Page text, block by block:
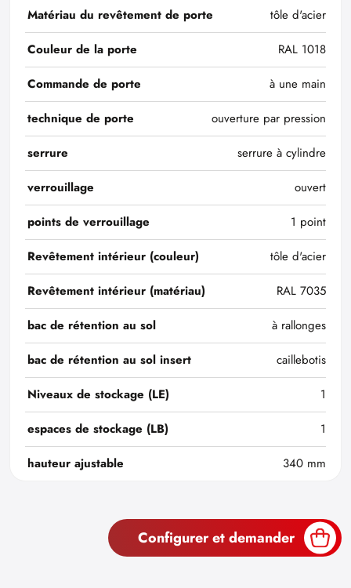
Matériau du revêtement de porte
tôle d'acier
Couleur de la porte
RAL 1018
Commande de porte
à une main
technique de porte
ouverture par pression
serrure
serrure à cylindre
verrouillage
ouvert
points de verrouillage
1 point
Revêtement intérieur (couleur)
tôle d'acier
Revêtement intérieur (matériau)
RAL 7035
bac de rétention au sol
à rallonges
bac de rétention au sol insert
caillebotis
Niveaux de stockage (LE)
1
espaces de stockage (LB)
1
hauteur ajustable
340 mm
Configurer et demander